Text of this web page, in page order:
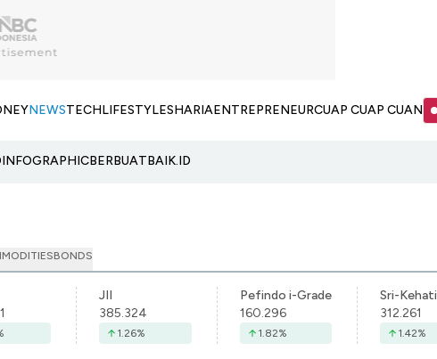
NEWSTECHLIFESTYLESHARIAENTREPRENEURCUAP CUAP CUAN
INFOGRAPHICBERBUATBAIK.ID
BONDS
JII
385.324
1.26%
Pefindo i-Grade
160.296
1.82%
Sri-Kehati
312.261
1.42%